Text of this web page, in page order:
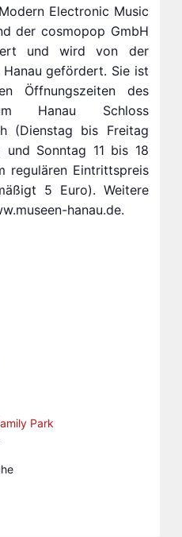
Electronic Music
der cosmopop GmbH
und wird von der
gefördert. Sie ist
Öffnungszeiten des
Hanau Schloss
(Dienstag bis Freitag
und Sonntag 11 bis 18
regulären Eintrittspreis
5 Euro). Weitere
hanau.de.
Park